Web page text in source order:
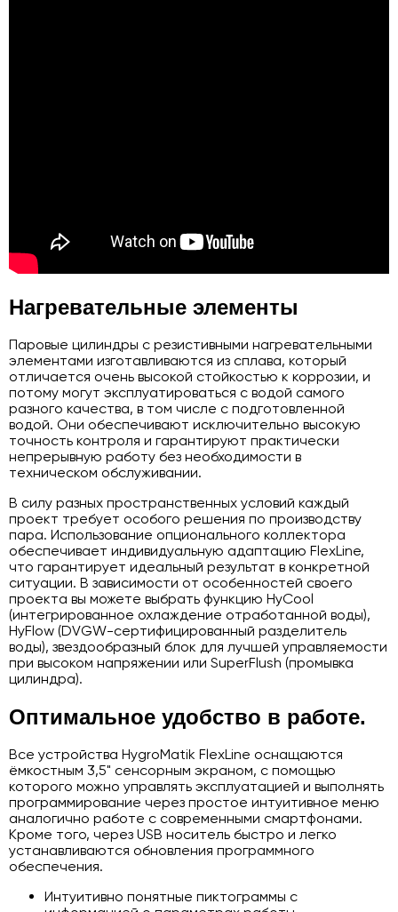
Нагревательные элементы
Паровые цилиндры с резистивными нагревательными
элементами изготавливаются из сплава, который
отличается очень высокой стойкостью к коррозии, и
потому могут эксплуатироваться с водой самого
разного качества, в том числе с подготовленной
водой. Они обеспечивают исключительно высокую
точность контроля и гарантируют практически
непрерывную работу без необходимости в
техническом обслуживании.
В силу разных пространственных условий каждый
проект требует особого решения по производству
пара. Использование опционального коллектора
обеспечивает индивидуальную адаптацию FlexLine,
что гарантирует идеальный результат в конкретной
ситуации. В зависимости от особенностей своего
проекта вы можете выбрать функцию HyCool
(интегрированное охлаждение отработанной воды),
HyFlow (DVGW-сертифицированный разделитель
воды), звездообразный блок для лучшей управляемости
при высоком напряжении или SuperFlush (промывка
цилиндра).
Оптимальное удобство в работе.
Все устройства HygroMatik FlexLine оснащаются
ёмкостным 3,5" сенсорным экраном, с помощью
которого можно управлять эксплуатацией и выполнять
программирование через простое интуитивное меню
аналогично работе с современными смартфонами.
Кроме того, через USB носитель быстро и легко
устанавливаются обновления программного
обеспечения.
Интуитивно понятные пиктограммы с